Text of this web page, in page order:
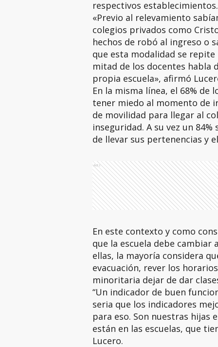
respectivos establecimientos.
«Previo al relevamiento
colegios privados como
hechos de robó al ingreso o
que esta modalidad se
mitad de los docentes habla
propia escuela», afirmó
En la misma línea, el 68%
tener miedo al momento de
de movilidad para llegar al
inseguridad. A su vez un
de llevar sus pertenencias y
Ads
En este contexto y como
que la escuela debe
ellas, la mayoría considera
evacuación, rever los
minoritaria dejar de dar
“Un indicador de buen
seria que los indicadores
para eso. Son nuestras hijas
están en las escuelas, que
Lucero.